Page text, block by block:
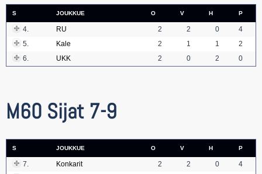
S JOUKKUE O V H P
4. RU 2 2 0
4
5.
Kale 2 1 1
2
6.
UKK 2 0 2 0
M60 Sijat 7-9
S JOUKKUE O V H P
7. Konkarit 2 2 0
4